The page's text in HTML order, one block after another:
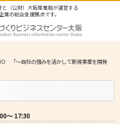
（公財）大阪産業局が運営する
業の総合支援拠点です。
「～自社の強みを活かして新規事業を開発
〜 17:30